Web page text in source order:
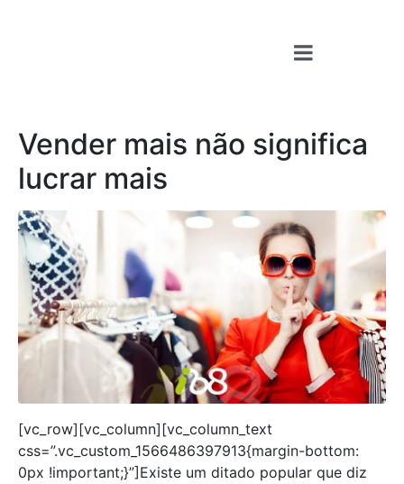
Vender mais não significa
lucrar mais
[vc_row][vc_column][vc_column_text
css=”.vc_custom_1566486397913{margin-bottom:
0px !important;}”]Existe um ditado popular que diz